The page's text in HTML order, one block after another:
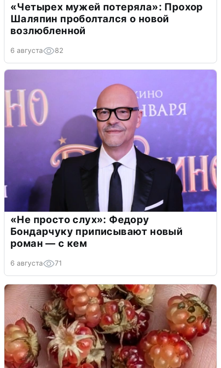
«Четырех мужей потеряла»: Прохор
Шаляпин проболтался о новой
возлюбленной
6 августа 82
«Не просто слух»: Федору
Бондарчуку приписывают новый
роман — с кем
6 августа 71